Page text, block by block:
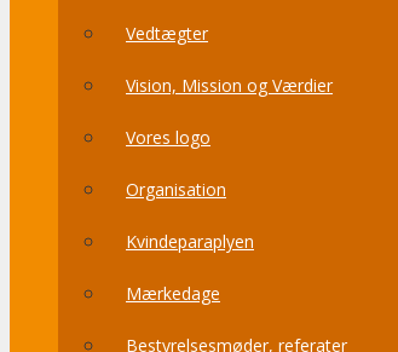
Vedtægter
Vision, Mission og Værdier
Vores logo
Organisation
Kvindeparaplyen
Mærkedage
Bestyrelsesmøder, referater